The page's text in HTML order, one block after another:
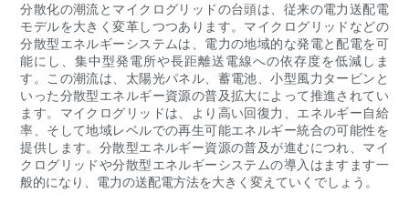
分散化の潮流とマイクログリッドの台頭は、従来の電力送配電
モデルを大きく変革しつつあります。マイクログリッドなどの
分散型エネルギーシステムは、電力の地域的な発電と配電を可
能にし、集中型発電所や長距離送電線への依存度を低減しま
す。この潮流は、太陽光パネル、蓄電池、小型風力タービンと
いった分散型エネルギー資源の普及拡大によって推進されてい
ます。マイクログリッドは、より高い回復力、エネルギー自給
率、そして地域レベルでの再生可能エネルギー統合の可能性を
提供します。分散型エネルギー資源の普及が進むにつれ、マイ
クログリッドや分散型エネルギーシステムの導入はますます一
般的になり、電力の送配電方法を大きく変えていくでしょう。